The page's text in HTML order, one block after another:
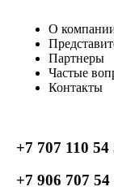
О
Партнеры
Частые
Контакты
+7 707 110 54
+7 906 707 54